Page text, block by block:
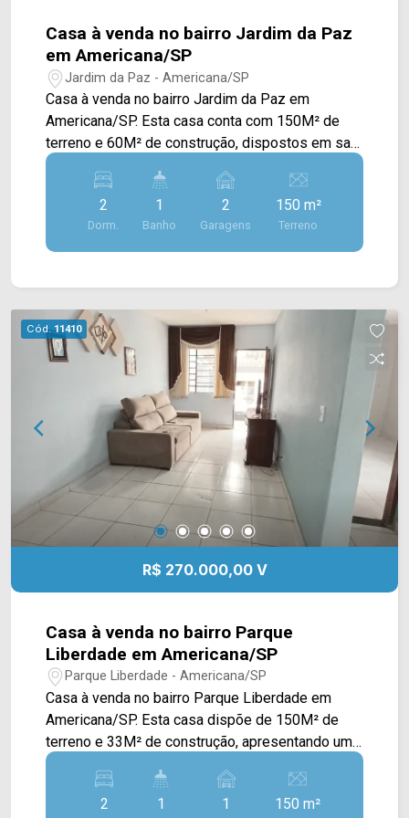
Casa à venda no bairro Jardim da Paz
em Americana/SP
Jardim da Paz - Americana/SP
Casa à venda no bairro Jardim da Paz em
Americana/SP. Esta casa conta com 150M² de
terreno e 60M² de construção, dispostos em sala
de estar, sala de jantar integrada com a cozinha
com armários, espaço gourmet com
churrasqueira aos fundos, conectado a área de
serviço. > 02 quartos; > 01 banheiro social; > 02
vagas de garagem cobertas. *Aceita
Rua Florindo Cibin e Estrada da Balsa. Esta região
conta com supermercados Davita e Falcão,
praças, academias e restaurantes. Entre em
contato com a equipe da Arbix Imóveis e agende
a sua visita!! WhatsApp e Telefone: (19) 3475-
mudança!
2
Dorm.
1
Banho
2
Garagens
150 m²
Terreno
Cód. 11410
R$ 270.000,00 V
Casa à venda no bairro Parque
Liberdade em Americana/SP
Parque Liberdade - Americana/SP
Casa à venda no bairro Parque Liberdade em
Americana/SP. Esta casa dispõe de 150M² de
terreno e 33M² de construção, apresentando um
projeto funcional e bem distribuído, ideal para
quem busca praticidade e conforto em um
ambiente compacto. O imóvel conta com sala de
2 1 1 150 m²